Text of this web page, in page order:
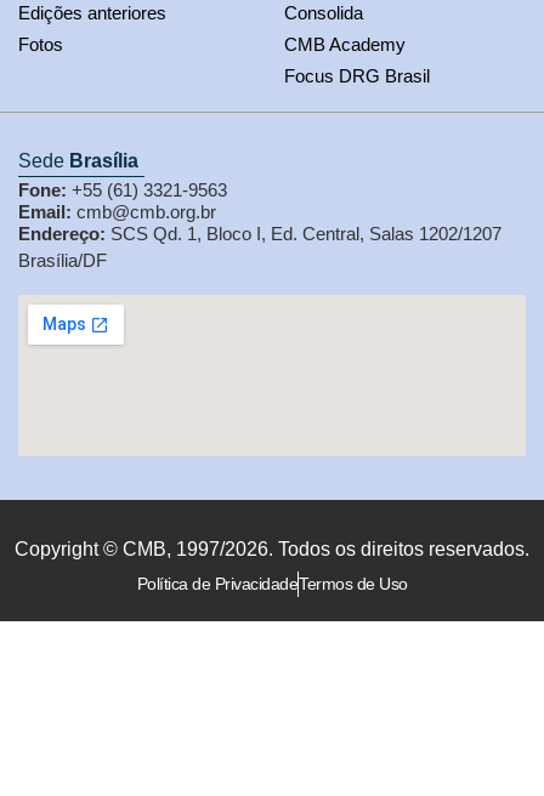
Edições anteriores
Fotos
Consolida
CMB Academy
Focus DRG Brasil
Sede Brasília
Fone: +55 (61) 3321-9563
Email: cmb@cmb.org.br
Endereço: SCS Qd. 1, Bloco I, Ed. Central, Salas 1202/1207
Brasília/DF
Copyright © CMB, 1997/2026. Todos os direitos reservados.
Política de PrivacidadeTermos de Uso